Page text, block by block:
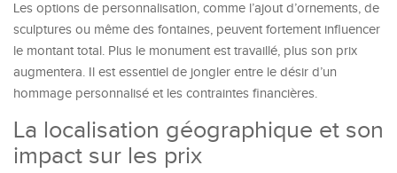
Les options de personnalisation, comme l’ajout d’ornements, de
sculptures ou même des fontaines, peuvent fortement influencer
le montant total. Plus le monument est travaillé, plus son prix
augmentera. Il est essentiel de jongler entre le désir d’un
hommage personnalisé et les contraintes financières.
La localisation géographique et son
impact sur les prix